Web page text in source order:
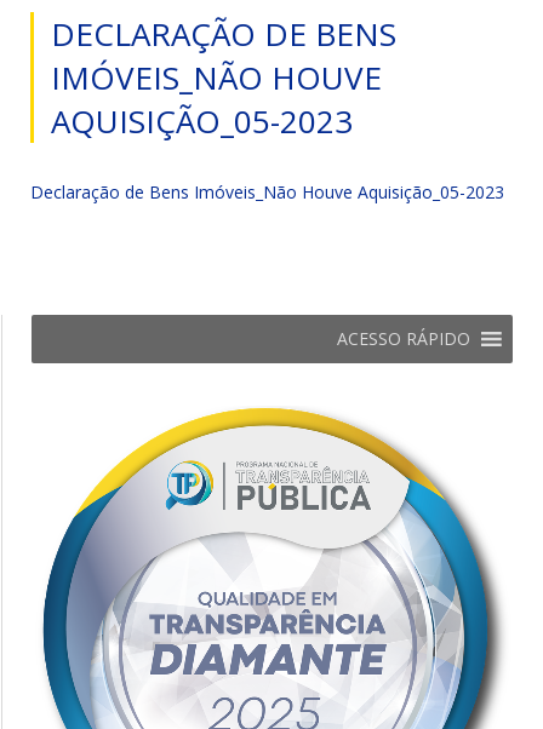
DECLARAÇÃO DE BENS
IMÓVEIS_NÃO HOUVE
AQUISIÇÃO_05-2023
Declaração de Bens Imóveis_Não Houve Aquisição_05-2023
ACESSO RÁPIDO